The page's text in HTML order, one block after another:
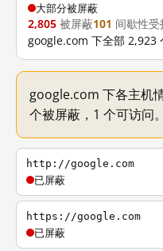
大部分被屏蔽
2,805 被屏蔽101 间歇性受
google.com 下全部 2,923
google.com 下各主机
个被屏蔽，1 个可访问。
http://google.com
已屏蔽
https://google.com
已屏蔽